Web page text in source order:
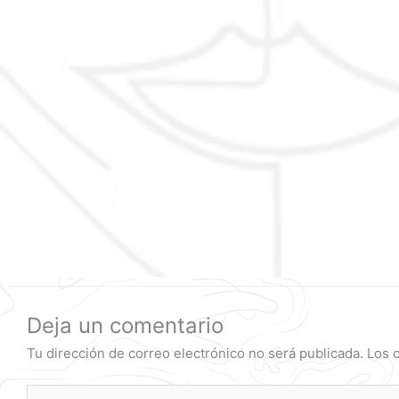
Deja un comentario
Tu dirección de correo electrónico no será publicada. Los